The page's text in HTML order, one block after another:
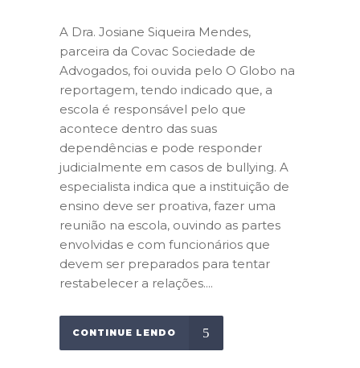
A Dra. Josiane Siqueira Mendes,
parceira da Covac Sociedade de
Advogados, foi ouvida pelo O Globo na
reportagem, tendo indicado que, a
escola é responsável pelo que
acontece dentro das suas
dependências e pode responder
judicialmente em casos de bullying. A
especialista indica que a instituição de
ensino deve ser proativa, fazer uma
reunião na escola, ouvindo as partes
envolvidas e com funcionários que
devem ser preparados para tentar
restabelecer a relações....
CONTINUE LENDO